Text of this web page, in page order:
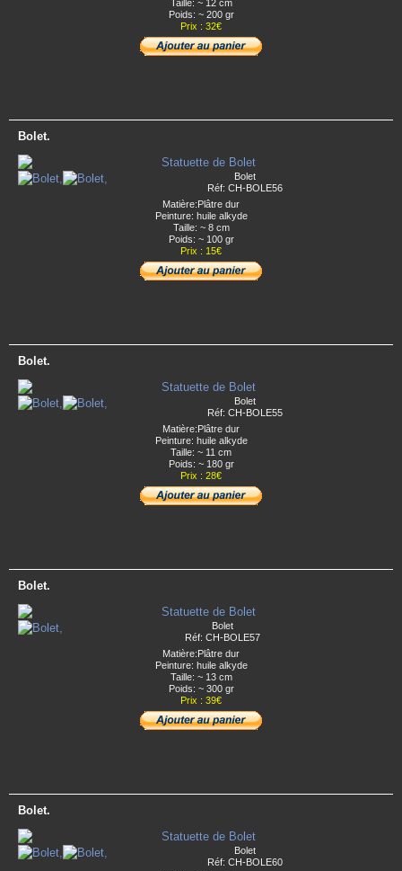
Taille: ~ 12 cm
Poids: ~ 200 gr
Prix : 32€
Bolet.
Bolet
Réf: CH-BOLE56
Matière:Plâtre dur
Peinture: huile alkyde
Taille: ~ 8 cm
Poids: ~ 100 gr
Prix : 15€
Bolet.
Bolet
Réf: CH-BOLE55
Matière:Plâtre dur
Peinture: huile alkyde
Taille: ~ 11 cm
Poids: ~ 180 gr
Prix : 28€
Bolet.
Bolet
Réf: CH-BOLE57
Matière:Plâtre dur
Peinture: huile alkyde
Taille: ~ 13 cm
Poids: ~ 300 gr
Prix : 39€
Bolet.
Bolet
Réf: CH-BOLE60